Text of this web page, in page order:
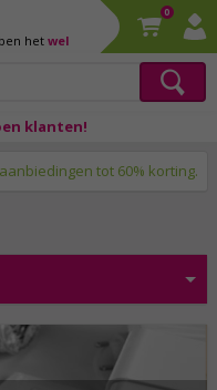
het wel
0
klanten!
tot 60% korting.